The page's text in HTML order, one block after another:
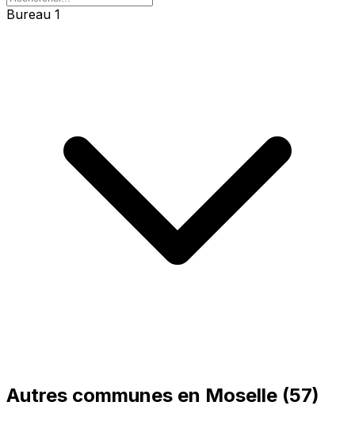
Bureau 1
Autres communes en Moselle (57)